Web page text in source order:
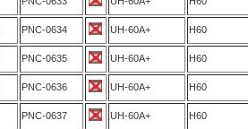
PNC-0634 UH-60A+ H60
PNC-0635 UH-60A+ H60
PNC-0636 UH-60A+ H60
PNC-0637 UH-60A+ H60